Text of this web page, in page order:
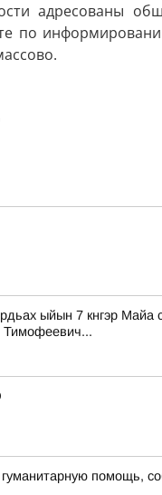
адресованы
по
7 кнгэр Майа
Тимофеевич...
помощь,